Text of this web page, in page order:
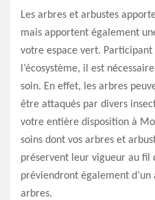
Les arbres et arbustes
mais apportent également
votre espace vert.
l’écosystème, il est
soin. En effet, les arbres
être attaqués par divers
votre entière disposition à
soins dont vos arbres et
préservent leur vigueur au fil
préviendront également
arbres.